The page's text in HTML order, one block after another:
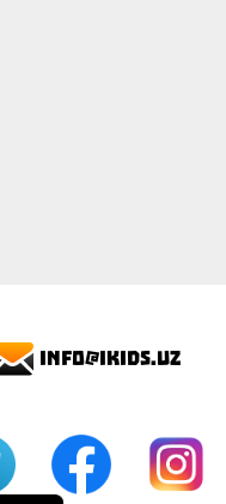
info@ikids.uz